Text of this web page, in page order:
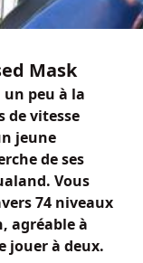
Mask
peu à la
de vitesse
jeune
de ses
Vous
74 niveaux
agréable à
jouer à deux.